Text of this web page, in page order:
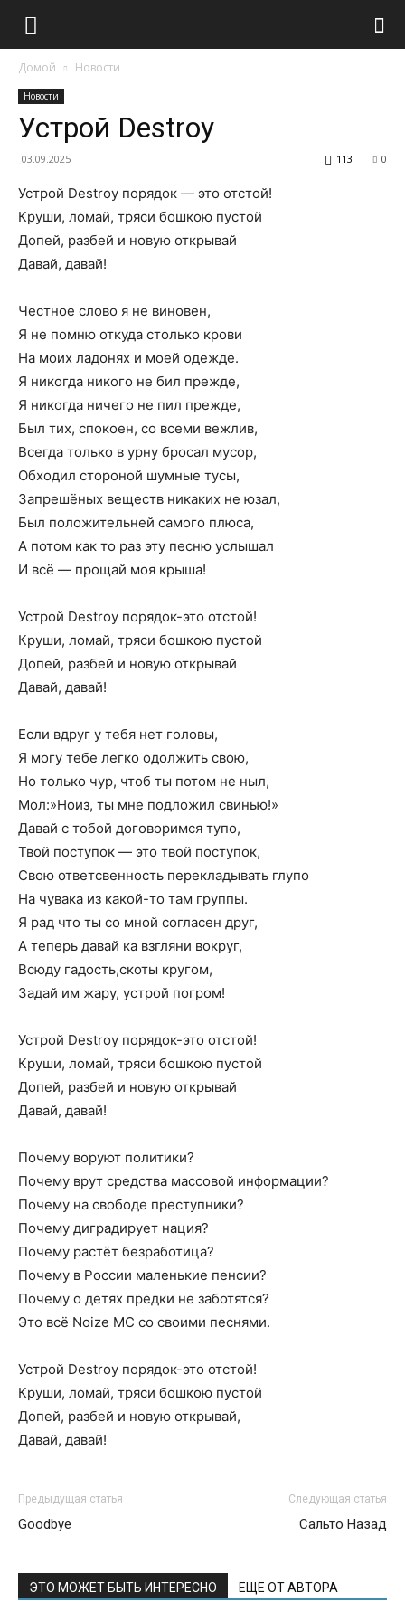
Домой Новости
Новости
Устрой Destroy
03.09.2025 0
113
Устрой Destroy порядок — это отстой!
Круши, ломай, тряси бошкою пустой
Допей, разбей и новую открывай
Давай, давай!
Честное слово я не виновен,
Я не помню откуда столько крови
На моих ладонях и моей одежде.
Я никогда никого не бил прежде,
Я никогда ничего не пил прежде,
Был тих, спокоен, со всеми вежлив,
Всегда только в урну бросал мусор,
Обходил стороной шумные тусы,
Запрешёных вещеcтв никаких не юзал,
Был положительней самого плюса,
А потом как то раз эту песню услышал
И всё — прощай моя крыша!
Устрой Destroy порядок-это отстой!
Круши, ломай, тряси бошкою пустой
Допей, разбей и новую открывай
Давай, давай!
Если вдруг у тебя нет головы,
Я могу тебе легко одолжить свою,
Но только чур, чтоб ты потом не ныл,
Мол:»Ноиз, ты мне подложил свинью!»
Давай с тобой договоримся тупо,
Твой поступок — это твой поступок,
Свою ответсвенность перекладывать глупо
На чувака из какой-то там группы.
Я рад что ты со мной согласен друг,
А теперь давай ка взгляни вокруг,
Всюду гадость,скоты кругом,
Задай им жару, устрой погром!
Устрой Destroy порядок-это отстой!
Круши, ломай, тряси бошкою пустой
Допей, разбей и новую открывай
Давай, давай!
Почему воруют политики?
Почему врут средства массовой информации?
Почему на свободе преступники?
Почему диградирует нация?
Почему растёт безработица?
Почему в России маленькие пенсии?
Почему о детях предки не заботятся?
Это всё Noize MC со своими песнями.
Устрой Destroy порядок-это отстой!
Круши, ломай, тряси бошкою пустой
Допей, разбей и новую открывай,
Давай, давай!
Предыдущая статья
Goodbye
Следующая статья
Сальто Назад
ЭТО МОЖЕТ БЫТЬ ИНТЕРЕСНО ЕЩЕ ОТ АВТОРА